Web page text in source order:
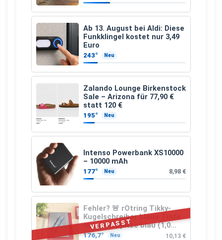
Ab 13. August bei Aldi: Diese
Funkklingel kostet nur 3,49
Euro
243° Neu
Zalando Lounge Birkenstock
Sale – Arizona für 77,90 €
statt 120 €
195° Neu
Intenso Powerbank XS10000
– 10000 mAh
177° Neu 8,98 €
VERPASST
Fehler? 🚨 rOtring Tikky-
Kugelschreiber blaue Tinte
mittlere Spitze blau (1,0
mm – 12 Stück)
176,7° Neu 10,13 €